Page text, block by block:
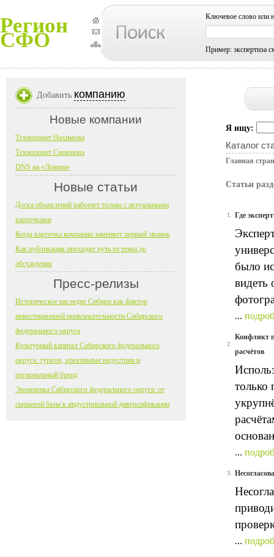
Регион
СФО
Ключевое слово или
Пример: экспертиза
Я ищу:
Каталог
Главная
Статьи
1. Где
было
видеть
...
2.
Конфликт
расчётов
только
...
3.
...
Добавить компанию
Новые компании
Технопоинт Нахимова
Технопоинт Смирнова
DNS на «Ленина»
Новые статьи
Доска объявлений работает только с актуальными
карточками
Когда карточка компании заменяет первый звонок
Как публикация проходит путь от темы до
обсуждения
Пресс-релизы
Историческое наследие Сибири как фактор
инвестиционной привлекательности Сибирского
федерального округа
Культурный капитал Сибирского федерального
округа: туризм, креативные индустрии и
региональный бренд
Экономика Сибирского федерального округа: от
сырьевой базы к индустриальной диверсификации